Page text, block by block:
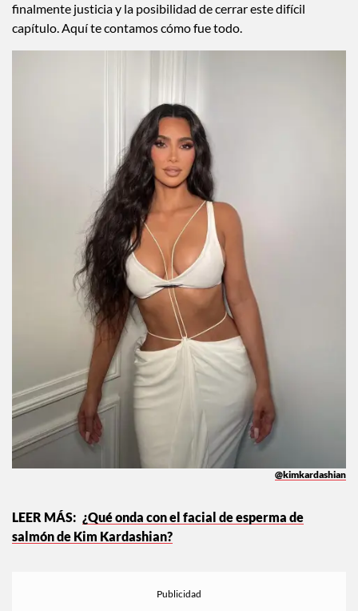
finalmente justicia y la posibilidad de cerrar este difícil
capítulo. Aquí te contamos cómo fue todo.
@kimkardashian
¿Qué onda con el facial de esperma de
salmón de Kim Kardashian?